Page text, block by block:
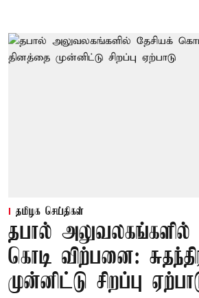
தமிழக செய்திகள்
தபால் அலுவலகங்களில்
கொடி விற்பனை:
முன்னிட்டு சிறப்பு